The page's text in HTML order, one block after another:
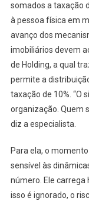
somados a taxação
à pessoa física em
avanço dos
imobiliários devem
de Holding, a qual
permite a
taxação de 10%. “O
organização. Quem
diz a especialista.
Para ela, o
sensível às
número. Ele carrega
isso é ignorado, o